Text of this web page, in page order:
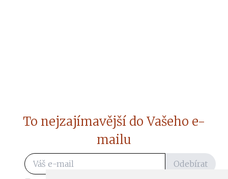
To nejzajímavější do Vašeho e-
mailu
Odebírat